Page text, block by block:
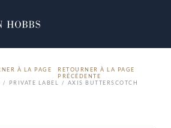
RETOURNER À LA PAGE
PRÉCÉDENTE
PRIVATE LABEL
AXIS BUTTERSCOTCH